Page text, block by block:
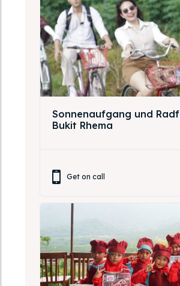
Suche
Sonnenaufgang und
Bukit Rhema
Get on call